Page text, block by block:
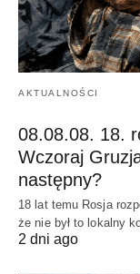
AKTUALNOŚCI
08.08.08. 18.
Wczoraj
następny?
18 lat temu Rosja
że nie był to lokalny
2 dni ago